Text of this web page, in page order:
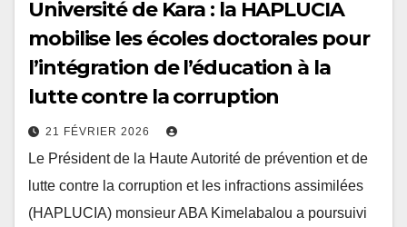
mobilise les écoles doctorales pour
l’intégration de l’éducation à la
lutte contre la corruption
Le Président de la Haute Autorité de prévention et de
lutte contre la corruption et les infractions assimilées
(HAPLUCIA) monsieur ABA Kimelabalou a poursuivi
sa série de rencontres institutionnelles avec…